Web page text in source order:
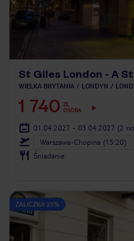
St Giles London - A
WIELKA BRYTANIA LONDYN
1 740 ZŁ
OSOBA
01.04.2027 - 03.04.2027 (2
Warszawa-Chopina (15:20)
Śniadanie
ZALICZKA 25%